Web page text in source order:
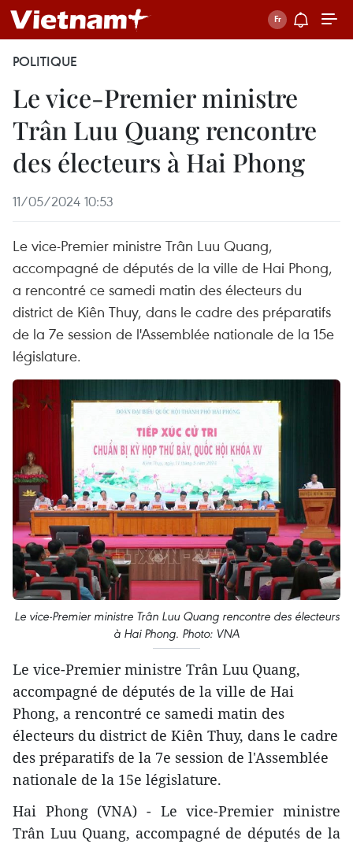
POLITIQUE
Le vice-Premier ministre
Trân Luu Quang rencontre
des électeurs à Hai Phong
11/05/2024 10:53
Le vice-Premier ministre Trân Luu Quang,
accompagné de députés de la ville de Hai Phong,
a rencontré ce samedi matin des électeurs du
district de Kiên Thuy, dans le cadre des préparatifs
de la 7e session de l'Assemblée nationale de la 15e
législature.
Le vice-Premier ministre Trân Luu Quang rencontre des électeurs
à Hai Phong. Photo: VNA
Le vice-Premier ministre Trân Luu Quang,
accompagné de députés de la ville de Hai
Phong, a rencontré ce samedi matin des
électeurs du district de Kiên Thuy, dans le cadre
des préparatifs de la 7e session de l'Assemblée
nationale de la 15e législature.
Hai Phong (VNA) - Le vice-Premier ministre
Trân Luu Quang, accompagné de députés de la